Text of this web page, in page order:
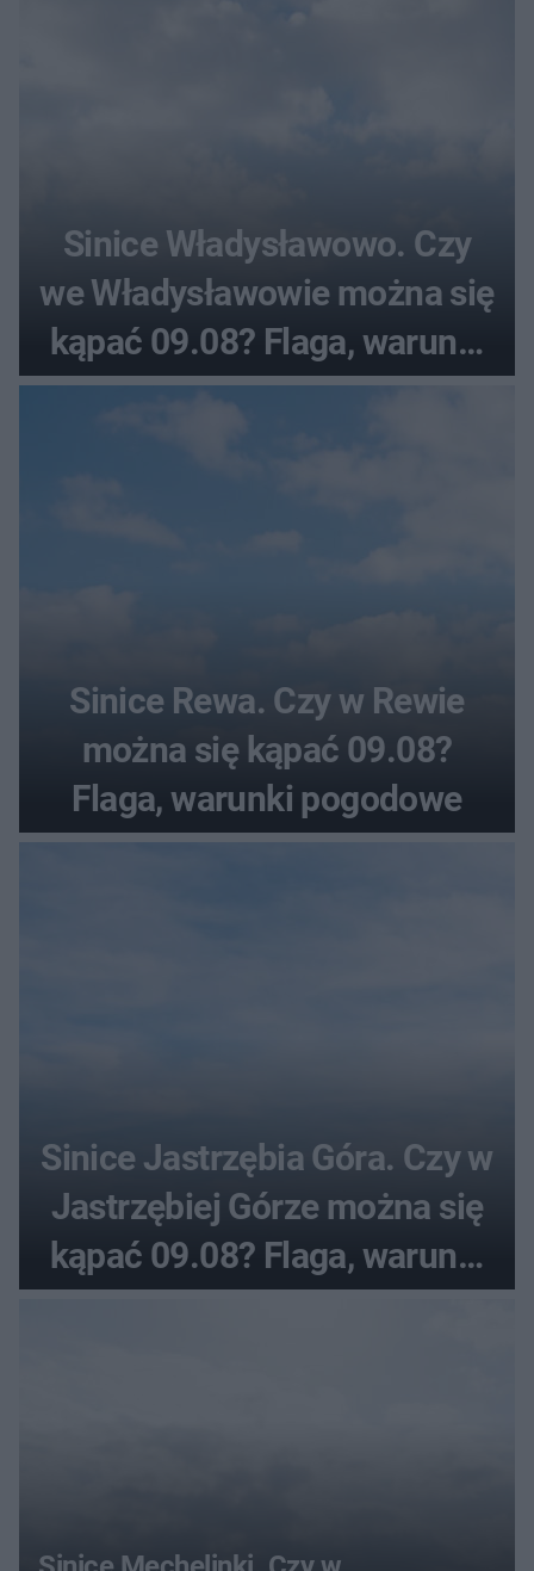
Sinice Władysławowo. Czy
we Władysławowie można się
kąpać 09.08? Flaga, warunki
pogodowe
Sinice Rewa. Czy w Rewie
można się kąpać 09.08?
Flaga, warunki pogodowe
Sinice Jastrzębia Góra. Czy w
Jastrzębiej Górze można się
kąpać 09.08? Flaga, warunki
pogodowe